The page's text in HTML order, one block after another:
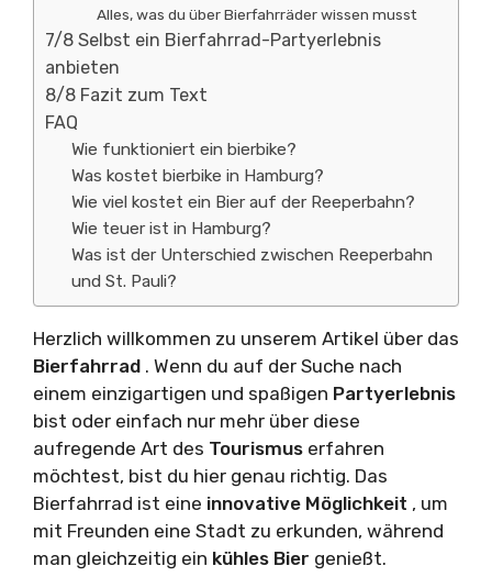
Alles, was du über Bierfahrräder wissen musst
7/8 Selbst ein Bierfahrrad-Partyerlebnis
anbieten
8/8 Fazit zum Text
FAQ
Wie funktioniert ein bierbike?
Was kostet bierbike in Hamburg?
Wie viel kostet ein Bier auf der Reeperbahn?
Wie teuer ist in Hamburg?
Was ist der Unterschied zwischen Reeperbahn
und St. Pauli?
Herzlich willkommen zu unserem Artikel über das
Bierfahrrad . Wenn du auf der Suche nach
einem einzigartigen und spaßigen Partyerlebnis
bist oder einfach nur mehr über diese
aufregende Art des Tourismus erfahren
möchtest, bist du hier genau richtig. Das
Bierfahrrad ist eine innovative Möglichkeit , um
mit Freunden eine Stadt zu erkunden, während
man gleichzeitig ein kühles Bier genießt.